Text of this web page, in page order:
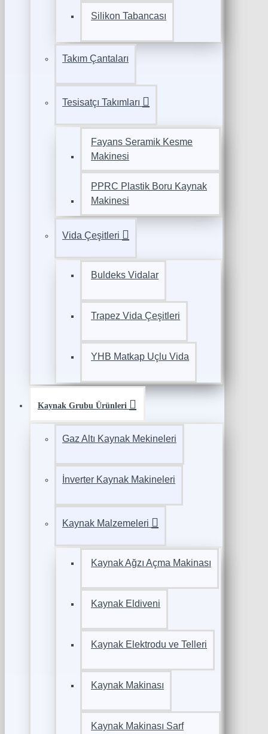
Silikon Tabancası
Takım Çantaları
Tesisatçı Takımları
Fayans Seramik Kesme
Makinesi
PPRC Plastik Boru Kaynak
Makinesi
Vida Çeşitleri
Buldeks Vidalar
Trapez Vida Çeşitleri
YHB Matkap Uçlu Vida
Kaynak Grubu Ürünleri
Gaz Altı Kaynak Mekineleri
İnverter Kaynak Makineleri
Kaynak Malzemeleri
Kaynak Ağzı Açma Makinası
Kaynak Eldiveni
Kaynak Elektrodu ve Telleri
Kaynak Makinası
Kaynak Makinası Sarf